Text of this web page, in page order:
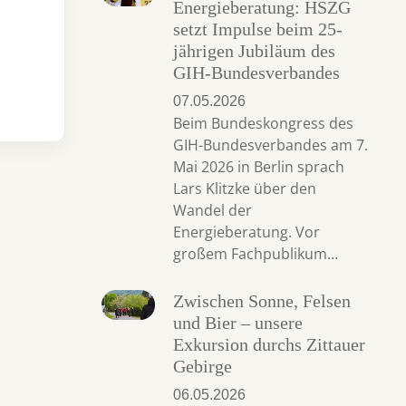
Energieberatung: HSZG
setzt Impulse beim 25-
jährigen Jubiläum des
GIH-Bundesverbandes
07.05.2026
Beim Bundeskongress des
GIH-Bundesverbandes am 7.
Mai 2026 in Berlin sprach
Lars Klitzke über den
Wandel der
Energieberatung. Vor
großem Fachpublikum…
Zwischen Sonne, Felsen
und Bier – unsere
Exkursion durchs Zittauer
Gebirge
06.05.2026